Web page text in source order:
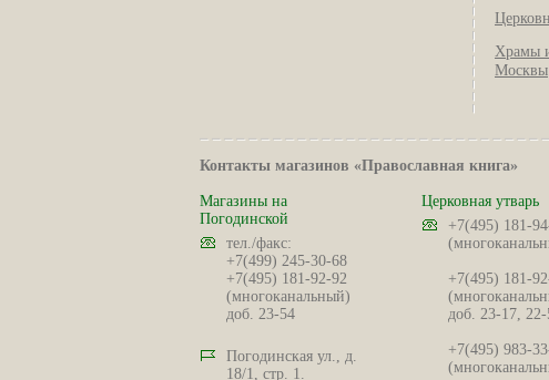
Храмы
Москвы
Контакты магазинов «Православная книга»
Магазины на
Погодинской
тел./факс:
+7(499) 245-30-68
+7(495) 181-92-92
(многоканальный)
доб. 23-54
Погодинская ул., д.
18/1, стр. 1.
Церковная утварь
+7(495) 181-
+7(495) 181-
доб. 23-17, 22-
+7(495) 983-